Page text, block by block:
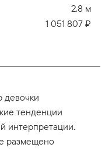
2.8 м
1 051 807 ₽
девочки
тенденции
интерпретации.
размещено